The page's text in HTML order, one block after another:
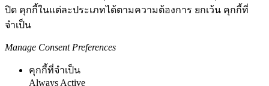
ปิด คุกกี้ในแต่ละประเภทได้ตามความต้องการ ยกเว้น คุกกี้ที่
จำเป็น
Manage Consent Preferences
คุกกี้ที่จำเป็น
Always Active